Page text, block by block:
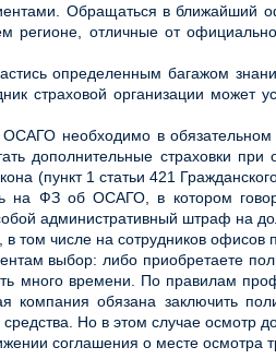
Обращаться в ближайший
отличные от
определенным багажом
страховой организации может
необходимо в
дополнительные страховки
(пункт 1 статьи 421
на ФЗ об ОСАГО, в котором
административный штраф на
том числе на сотрудников офисов
выбор: либо приобретаете
много времени. По правилам
компания обязана заключить
Но в этом случае осмотр
соглашения о месте осмотра